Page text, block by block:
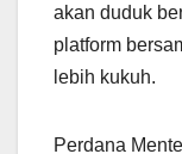
akan duduk
platform
lebih kukuh.
Perdana